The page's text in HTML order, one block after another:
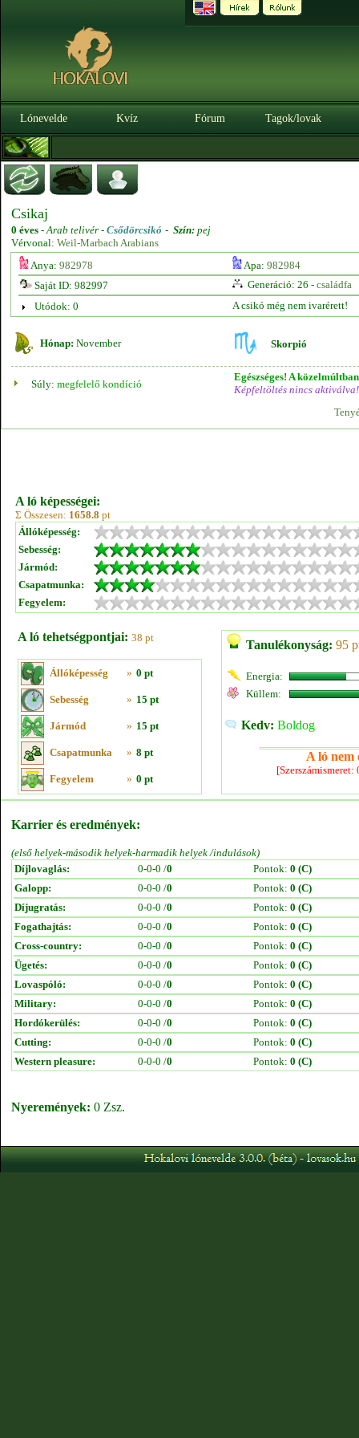
Lónevelde Kvíz Fórum Tagok/lovak
Csikaj
0 éves -Arab telivér - Csődörcsikó - Szín: pej
Vérvonal: Weil-Marbach Arabians
Anya: 982978 Apa: 982984
Saját ID: 982997
Generáció: 26 - családfa
Utódok: 0
A csikó még nem ivarérett!
Hónap: November Skorpió
Súly: megfelelő kondíció
Egészséges! A
Képfeltöltés nincs aktiválva!
A ló képességei:
Σ Összesen: 1658.8 pt
Állóképesség:
Sebesség:
Jármód:
Csapatmunka:
Fegyelem:
A ló tehetségpontjai: 38 pt
Állóképesség » 0 pt
Sebesség » 15 pt
Jármód » 15 pt
Csapatmunka » 8 pt
Fegyelem » 0 pt
Tanulékonyság: 95
Energia:
Küllem:
Kedv: Boldog
A ló nem
Karrier és eredmények:
(első helyek-második helyek-harmadik helyek /indulások)
Díjlovaglás:
0-0-0 /0 Pontok: 0 (C)
Galopp:
0-0-0 /0 Pontok: 0 (C)
Díjugratás:
0-0-0 /0 Pontok: 0 (C)
Fogathajtás:
0-0-0 /0 Pontok: 0 (C)
Cross-country:
0-0-0 /0 Pontok: 0 (C)
Ügetés:
0-0-0 /0 Pontok: 0 (C)
Lovaspóló:
0-0-0 /0 Pontok: 0 (C)
Military:
0-0-0 /0 Pontok: 0 (C)
Hordókerülés:
0-0-0 /0 Pontok: 0 (C)
Cutting:
0-0-0 /0 Pontok: 0 (C)
Western pleasure:
0-0-0 /0 Pontok: 0 (C)
Nyeremények: 0 Zsz.